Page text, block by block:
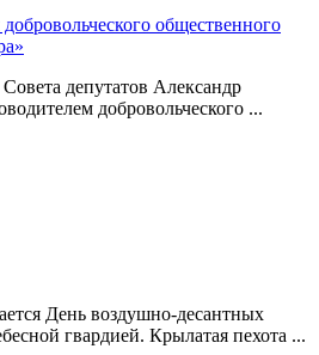
общественного
депутатов Александр
добровольческого ...
День воздушно-десантных
гвардией. Крылатая пехота ...